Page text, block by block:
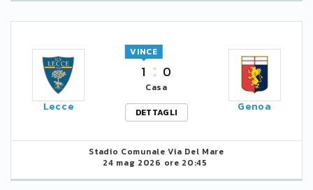
Lecce
1
VINCE
0
Casa
DETTAGLI
Genoa
Stadio Comunale Via Del Mare
24 mag 2026 ore 20:45